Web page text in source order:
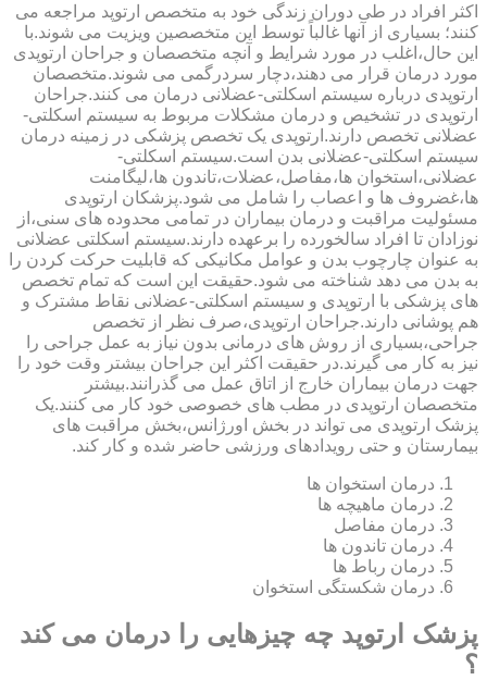
اکثر افراد در طی دوران زندگی خود به متخصص ارتوپد مراجعه می
کنند؛ بسیاری از آنها غالباً توسط این متخصصین ویزیت می شوند.با
این حال،اغلب در مورد شرایط و آنچه متخصصان و جراحان ارتوپدی
مورد درمان قرار می دهند،دچار سردرگمی می شوند.متخصصان
ارتوپدی درباره سیستم اسکلتی-عضلانی درمان می کنند.جراحان
ارتوپدی در تشخیص و درمان مشکلات مربوط به سیستم اسکلتی-
عضلانی تخصص دارند.ارتوپدی یک تخصص پزشکی در زمینه درمان
سیستم اسکلتی-عضلانی بدن است.سیستم اسکلتی-
عضلانی،استخوان ها،مفاصل،عضلات،تاندون ها،لیگامنت
ها،غضروف ها و اعصاب را شامل می شود.پزشکان ارتوپدی
مسئولیت مراقبت و درمان بیماران در تمامی محدوده های سنی،از
نوزادان تا افراد سالخورده را برعهده دارند.سیستم اسکلتی عضلانی
به عنوان چارچوب بدن و عوامل مکانیکی که قابلیت حرکت کردن را
به بدن می دهد شناخته می شود.حقیقت این است که تمام تخصص
های پزشکی با ارتوپدی و سیستم اسکلتی-عضلانی نقاط مشترک و
هم پوشانی دارند.جراحان ارتوپدی،صرف نظر از تخصص
جراحی،بسیاری از روش های درمانی بدون نیاز به عمل جراحی را
نیز به کار می گیرند.در حقیقت اکثر این جراحان بیشتر وقت خود را
جهت درمان بیماران خارج از اتاق عمل می گذرانند.بیشتر
متخصصان ارتوپدی در مطب های خصوصی خود کار می کنند.یک
پزشک ارتوپدی می تواند در بخش اورژانس،بخش مراقبت های
بیمارستان و حتی رویدادهای ورزشی حاضر شده و کار کند.
درمان استخوان ها
درمان ماهیچه ها
درمان مفاصل
درمان تاندون ها
درمان رباط ها
درمان شکستگی استخوان
پزشک ارتوپد چه چیزهایی را درمان می کند
؟